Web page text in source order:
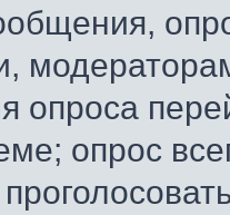
опроса
опрос